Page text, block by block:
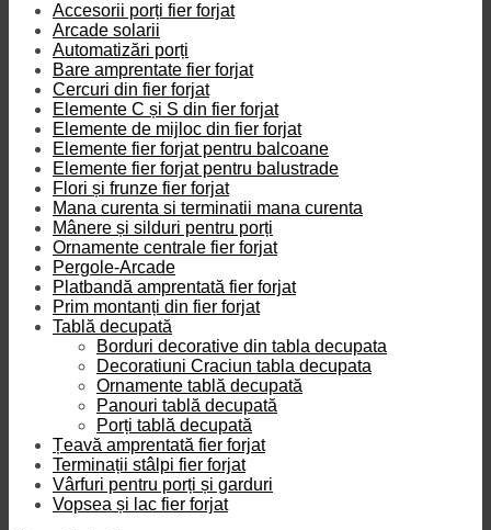
Accesorii porți fier forjat
Arcade solarii
Automatizări porți
Bare amprentate fier forjat
Cercuri din fier forjat
Elemente C și S din fier forjat
Elemente de mijloc din fier forjat
Elemente fier forjat pentru balcoane
Elemente fier forjat pentru balustrade
Flori și frunze fier forjat
Mana curenta si terminatii mana curenta
Mânere și silduri pentru porți
Ornamente centrale fier forjat
Pergole-Arcade
Platbandă amprentată fier forjat
Prim montanți din fier forjat
Tablă decupată
Borduri decorative din tabla decupata
Decoratiuni Craciun tabla decupata
Ornamente tablă decupată
Panouri tablă decupată
Porți tablă decupată
Țeavă amprentată fier forjat
Terminații stâlpi fier forjat
Vârfuri pentru porți și garduri
Vopsea și lac fier forjat